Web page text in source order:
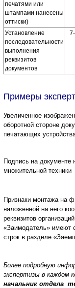
печатями или
штампами нанесены
оттиски)
Установление
последовательности
выполнения
реквизитов
документов
Примеры
Увеличенное
оборотной стороне
печатающих
Подпись на документе
множительной техники
Признаки монтажа на
наложенной на него
реквизитов
«Заимодатель» имеют
строк в разделе
Более подробную
экспертизы в каждом
начальник отдела